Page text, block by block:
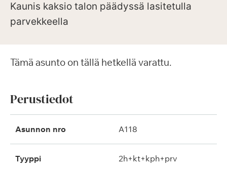
Kaunis kaksio talon päädyssä lasitetulla
parvekkeella
Tämä asunto on tällä hetkellä varattu.
Perustiedot
Asunnon nro A118
Tyyppi 2h+kt+kph+prv